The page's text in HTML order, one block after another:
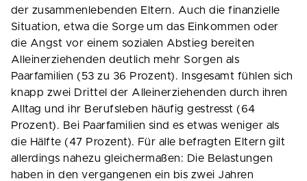
der zusammenlebenden Eltern. Auch die finanzielle
Situation, etwa die Sorge um das Einkommen oder
die Angst vor einem sozialen Abstieg bereiten
Alleinerziehenden deutlich mehr Sorgen als
Paarfamilien (53 zu 36 Prozent). Insgesamt fühlen sich
knapp zwei Drittel der Alleinerziehenden durch ihren
Alltag und ihr Berufsleben häufig gestresst (64
Prozent). Bei Paarfamilien sind es etwas weniger als
die Hälfte (47 Prozent). Für alle befragten Eltern gilt
allerdings nahezu gleichermaßen: Die Belastungen
haben in den vergangenen ein bis zwei Jahren